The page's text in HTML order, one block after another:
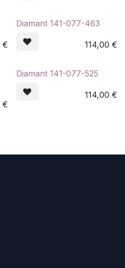
€
Diamant 141-077-463
114,00 €
€
Diamant 141-077-525
114,00 €